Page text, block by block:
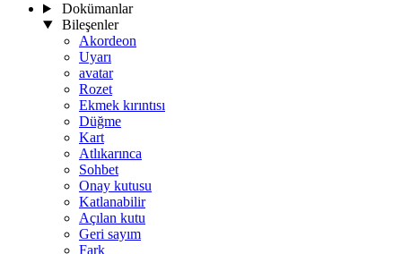
Dokümanlar
Bileşenler
Akordeon
Uyarı
avatar
Rozet
Ekmek kırıntısı
Düğme
Kart
Atlıkarınca
Sohbet
Onay kutusu
Katlanabilir
Açılan kutu
Geri sayım
Fark